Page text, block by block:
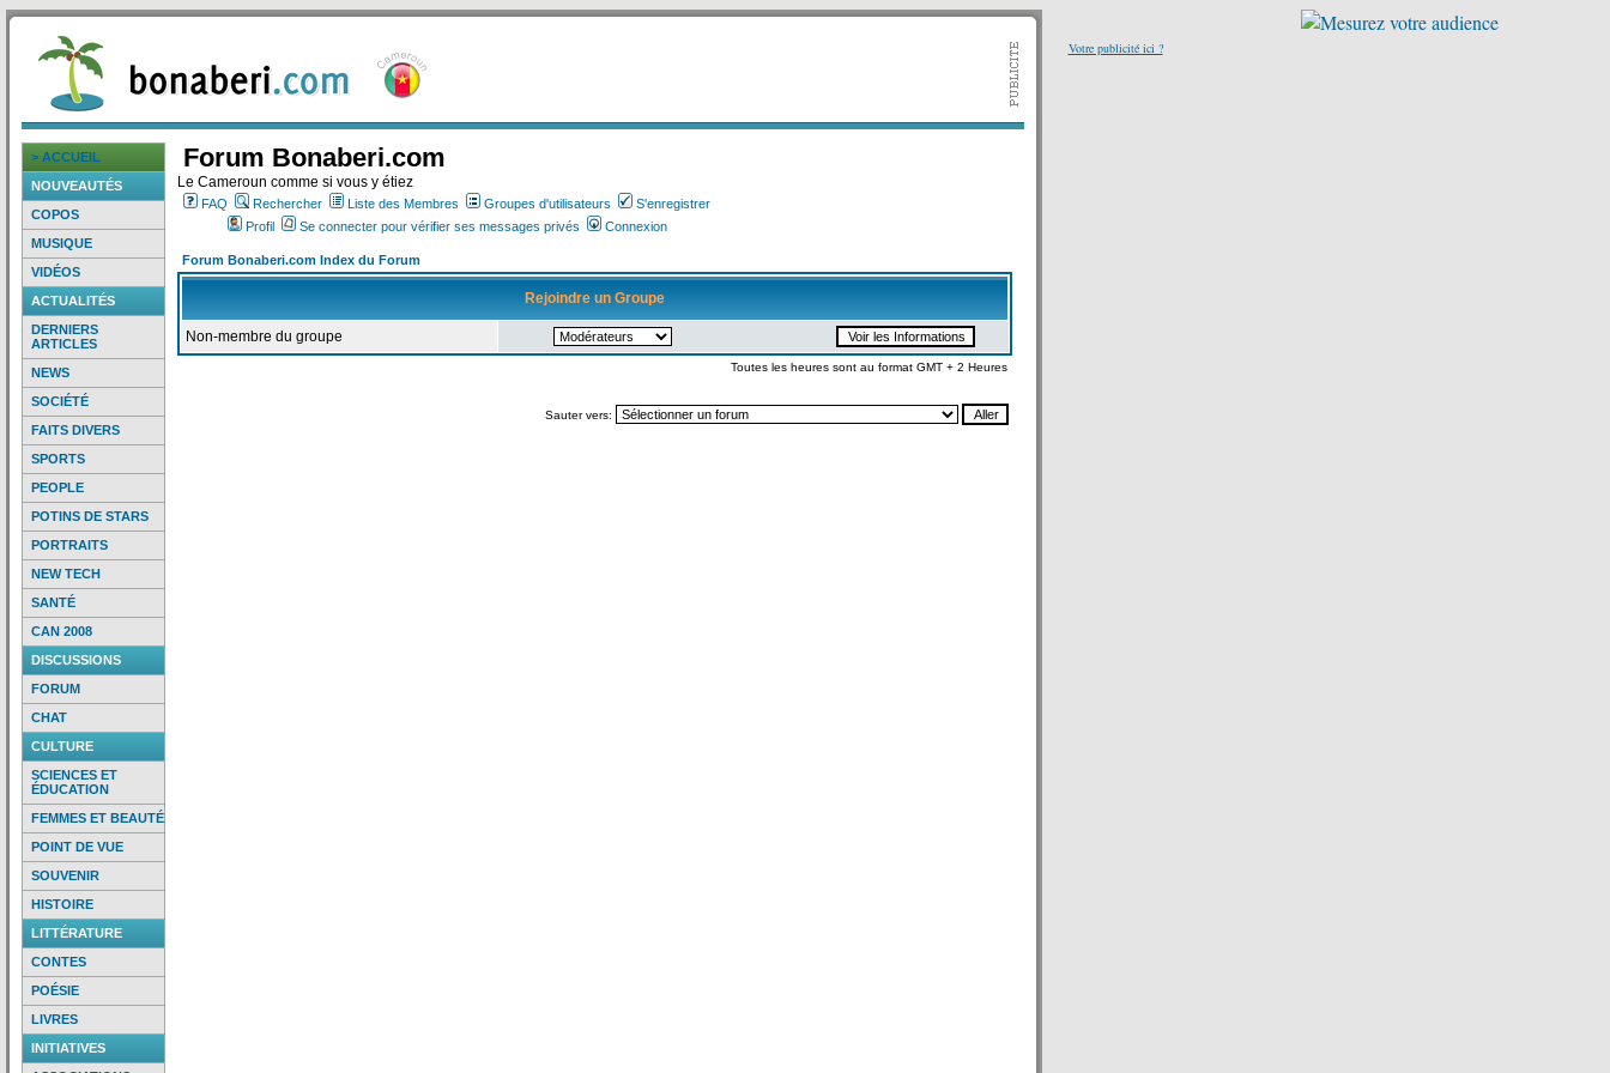
> ACCUEIL
NOUVEAUTÉS
COPOS
MUSIQUE
VIDÉOS
ACTUALITÉS
DERNIERS
ARTICLES
NEWS
SOCIÉTÉ
FAITS DIVERS
SPORTS
PEOPLE
POTINS DE STARS
PORTRAITS
NEW TECH
SANTÉ
CAN 2008
DISCUSSIONS
FORUM
CHAT
CULTURE
SCIENCES ET
ÉDUCATION
FEMMES ET BEAUTÉ
POINT DE VUE
SOUVENIR
HISTOIRE
LITTÉRATURE
CONTES
POÉSIE
LIVRES
INITIATIVES
Forum Bonaberi.com
Le Cameroun comme si vous y étiez
FAQ Rechercher Liste des Membres Groupes d'utilisateurs
S'enregistrer
Profil
Se connecter pour vérifier ses messages privés Connexion
Forum Bonaberi.com Index du Forum
Rejoindre un Groupe
Non-membre du groupe
Toutes les heures sont au format GMT + 2 Heures
Sauter vers:
Votre publicité ici ?